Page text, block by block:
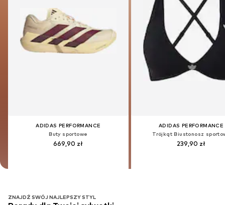
ADIDAS PERFORMANCE
Buty sportowe
669,90 zł
ADIDAS PERFORMANCE
Trójkąt Biustonosz
239,90 zł
ADIDAS PERFORMANCE
Buty sportowe
669,90 zł
ADIDAS PERFORMANCE
Trójkąt Biustonosz
239,90 zł
ZNAJDŹ SWÓJ NAJLEPSZY STYL